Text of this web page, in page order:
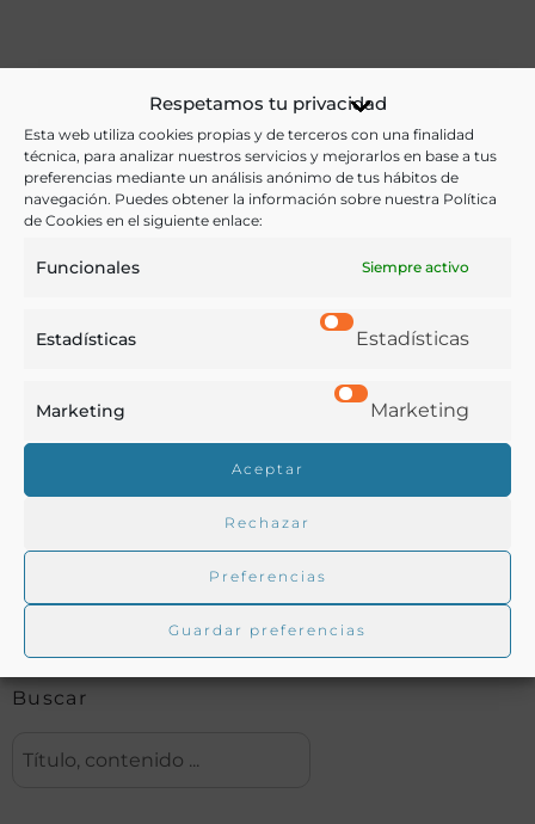
Respetamos tu privacidad
Esta web utiliza cookies propias y de terceros con una finalidad
técnica, para analizar nuestros servicios y mejorarlos en base a tus
preferencias mediante un análisis anónimo de tus hábitos de
navegación. Puedes obtener la información sobre nuestra Política
de Cookies en el siguiente enlace:
Funcionales Siempre activo
Estadísticas Estadísticas
Marketing Marketing
Aceptar
Rechazar
Preferencias
Guardar preferencias
Alimentos,Dietética y nutrición,Ejército,
Gastronomía,Medicina
Ver más libros con las palabras clave:
Alimentación Militar,Salud
Buscar en la biblioteca
Biblioteca digital Duque de Ahumada
Buscar